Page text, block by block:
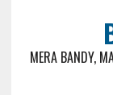
MERA BANDY,